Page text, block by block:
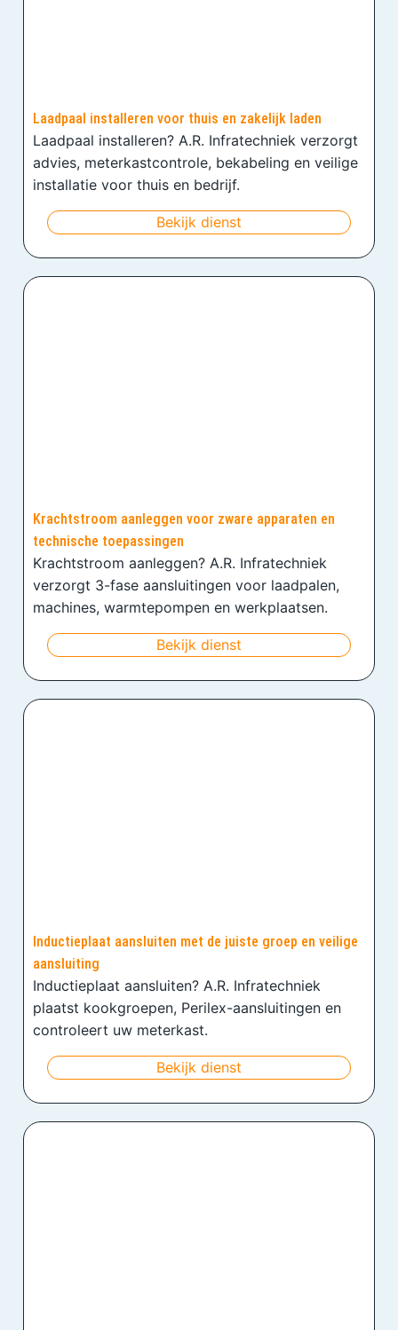
Laadpaal installeren voor thuis en zakelijk laden
Laadpaal installeren? A.R. Infratechniek verzorgt
advies, meterkastcontrole, bekabeling en veilige
installatie voor thuis en bedrijf.
Bekijk dienst
Krachtstroom aanleggen voor zware apparaten en
technische toepassingen
Krachtstroom aanleggen? A.R. Infratechniek
verzorgt 3-fase aansluitingen voor laadpalen,
machines, warmtepompen en werkplaatsen.
Bekijk dienst
Inductieplaat aansluiten met de juiste groep en veilige
aansluiting
Inductieplaat aansluiten? A.R. Infratechniek
plaatst kookgroepen, Perilex-aansluitingen en
controleert uw meterkast.
Bekijk dienst